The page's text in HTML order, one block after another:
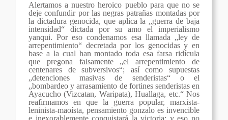
Alertamos a nuestro heroico pueblo para que no se
deje confundir por las negras patrañas montadas por
la dictadura genocida, que aplica la „guerra de baja
intensidad“ dictada por su amo el imperialismo
yanqui. Por eso condenamos esa llamada „ley de
arrepentimiento“ decretada por los genocidas y en
base a la cual han montado toda esa farsa ridícula
que pregona falsamente „el arrepentimiento de
centenares de subversivos“; así como supuestas
„detenciones masivas de senderistas“ o el
„bombardeo y arrasamiento de fortines senderistas en
Ayacucho (Vizcatan, Waripata), Huallaga, etc.“ Nos
reafirmamos en que la guerra popular, marxista-
leninista-maoísta, pensamiento gonzalo es invencible